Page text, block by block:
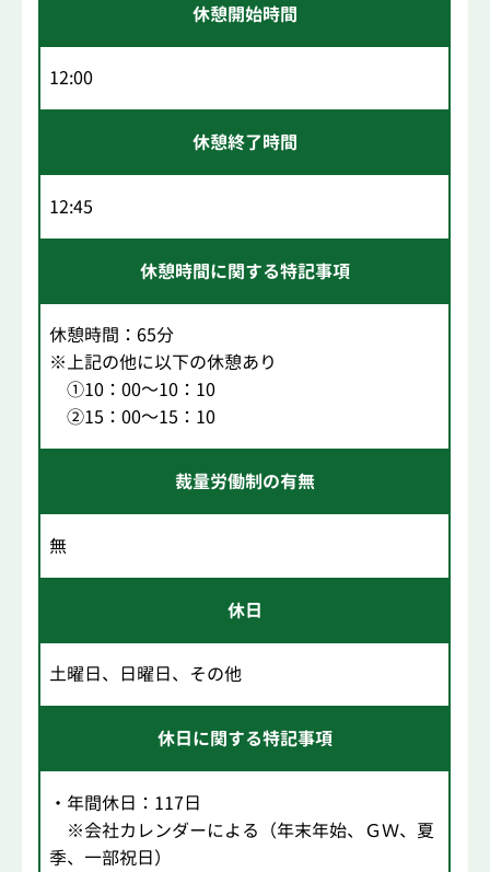
休憩開始時間
12:00
休憩終了時間
12:45
休憩時間に関する特記事項
休憩時間：65分
※上記の他に以下の休憩あり
①10：00～10：10
②15：00～15：10
裁量労働制の有無
無
休日
土曜日、日曜日、その他
休日に関する特記事項
・年間休日：117日
※会社カレンダーによる（年末年始、ＧＷ、夏
季、一部祝日）